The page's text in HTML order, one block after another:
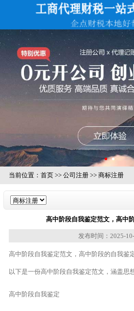
当前位置： 首页>> 公司注册>> 商标注册
高中阶段自我鉴定范文，高中
发布时间：2025-
高中阶段自我鉴定范文，高中阶段的自我鉴
以下是一份高中阶段自我鉴定范文，涵盖
高中阶段自我鉴定